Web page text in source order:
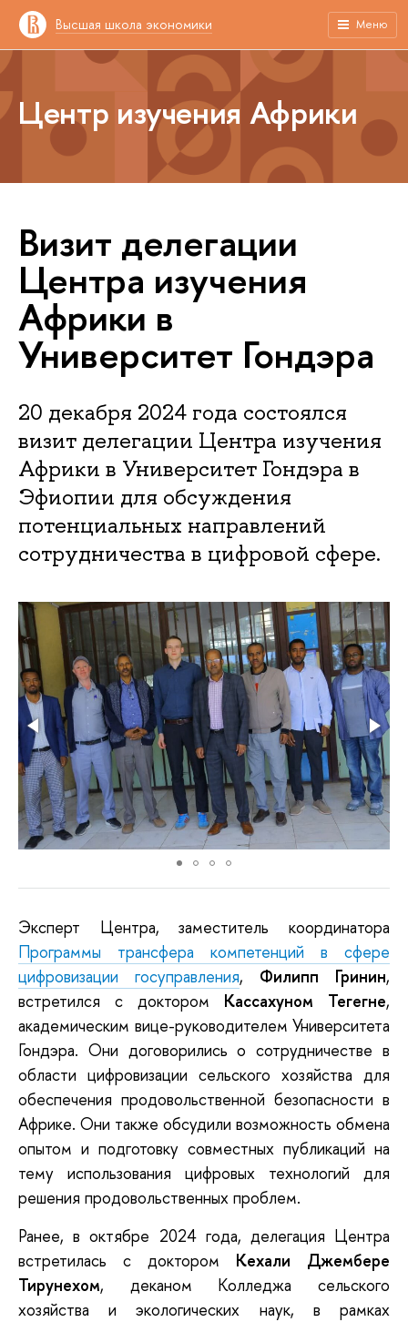
Высшая школа экономики Меню
Центр изучения Африки
Визит делегации
Центра изучения
Африки в
Университет Гондэра
20 декабря 2024 года состоялся
визит делегации Центра изучения
Африки в Университет Гондэра в
Эфиопии для обсуждения
потенциальных направлений
сотрудничества в цифровой сфере.
Эксперт Центра, заместитель
координатора
Программы
трансфера компетенций в сфере
цифровизации госуправления, Филипп Гринин,
встретился с доктором Кассахуном Тегегне,
академическим вице-руководителем Университета
Гондэра. Они договорились о сотрудничестве в
области цифровизации сельского хозяйства для
обеспечения продовольственной безопасности в
Африке. Они также обсудили возможность обмена
опытом и подготовку совместных публикаций на
тему использования цифровых технологий для
решения продовольственных проблем.
Ранее,в октябре 2024года, делегация Центра
встретилась
с доктором Кехали
Джембере
Тирунехом, деканом Колледжа
сельского
хозяйства
и экологических наук,
в рамках